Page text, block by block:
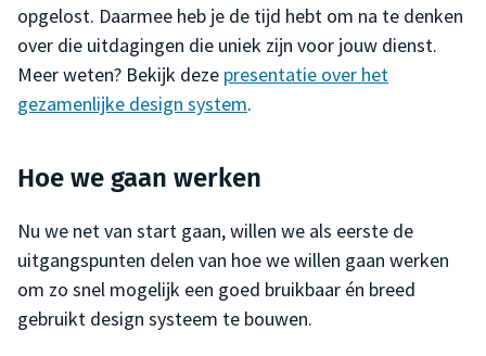
opgelost. Daarmee heb je de tijd hebt om na te denken
over die uitdagingen die uniek zijn voor jouw dienst.
Meer weten? Bekijk deze presentatie over het
gezamenlijke design system.
Hoe we gaan werken
Nu we net van start gaan, willen we als eerste de
uitgangspunten delen van hoe we willen gaan werken
om zo snel mogelijk een goed bruikbaar én breed
gebruikt design systeem te bouwen.